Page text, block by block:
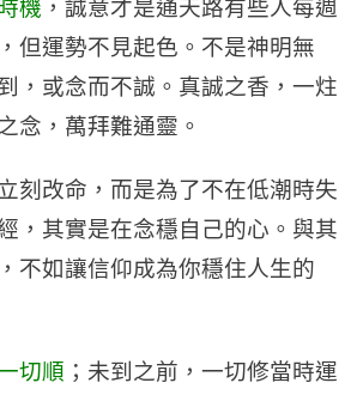
機 ，誠意才是通天路有些人每週
但運勢不見起色。不是神明無
，或念而不誠。真誠之香，一炷
念，萬拜難通靈。
刻改命，而是為了不在低潮時失
，其實是在念穩自己的心。與其
不如讓信仰成為你穩住人生的
切順 ；未到之前，一切修當時運